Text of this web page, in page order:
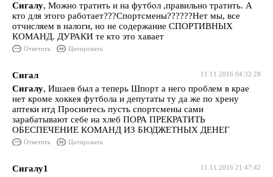
Сигалу, Можно тратить и на футбол ,правильно тратить. А
кто для этого работает???Спортсмены??????Нет мы, все
отчисляем в налоги, но не содержание СПОРТИВНЫХ
КОМАНД. ДУРАКИ те кто это хавает
Ответить Цитировать
11.11.2016 04:32:28
Сигал
Сигалу, Ишаев был а теперь Шпорт а него проблем в крае
нет кроме хоккея футбола и депутаты ту да же по хрену
аптеки итд Проснитесь пусть спортсмены сами
зарабатывают себе на хлеб ПОРА ПРЕКРАТИТЬ
ОБЕСПЕЧЕНИЕ КОМАНД ИЗ БЮДЖЕТНЫХ ДЕНЕГ
Ответить Цитировать
11.11.2016 21:47:42
Сигалу1